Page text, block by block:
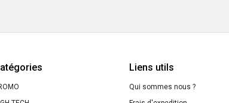
Liens utils
Qui sommes nous ?